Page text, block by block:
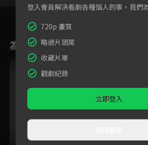
為您推薦
VIP
登入會員解決看劇各種惱人的事，我們
720p 畫質
略過片頭尾
收藏片單
觀劇紀錄
立即登入